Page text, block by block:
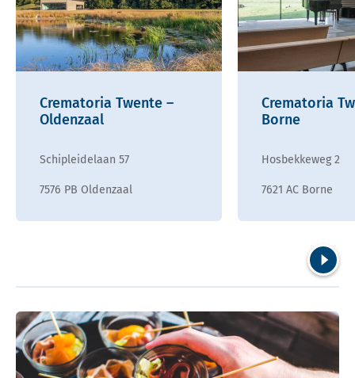
Crematoria Twente –
Oldenzaal
Schipleidelaan 57
7576 PB Oldenzaal
Crematoria
Borne
Hosbekkeweg 2
7621 AC Borne